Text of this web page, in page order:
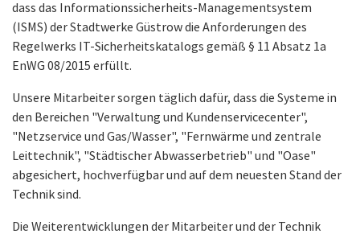
‬dass das Informationssicherheits-Managementsystem‭
(‬ISMS‭) ‬der Stadtwerke Güstrow die Anforderungen des
Regelwerks IT-Sicherheitskatalogs gemäß‭ § ‬11‭ ‬Absatz 1a
EnWG 08/2015‭ ‬erfüllt‭. ‬
Unsere Mitarbeiter sorgen täglich dafür‭, ‬dass die Systeme in
den Bereichen‭ ‬"Verwaltung und Kundenservicecenter",
‬"Netzservice und Gas/Wasser", ‬"Fernwärme und zentrale
Leittechnik", ‬"Städtischer Abwasserbetrieb" ‬und‭ "Oase"‭
‬abgesichert‭, ‬hochverfügbar und auf‭ ‬dem neuesten Stand der
Technik sind‭. ‬
Die Weiterentwicklungen der Mitarbeiter und der Technik